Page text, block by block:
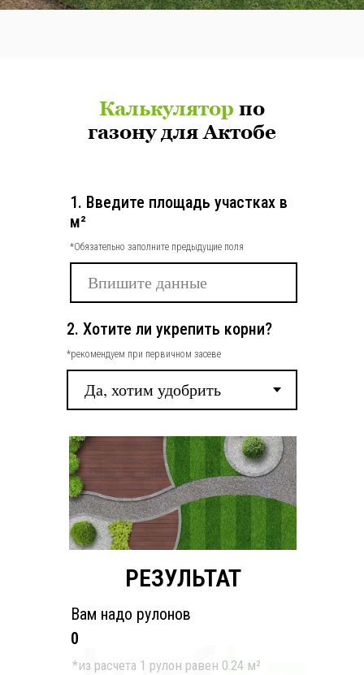
Калькулятор по
газону для Актобе
1. Введите площадь участках в
м²
*Обязательно заполните предыдущие поля
Вам надо рулонов
0
2. Хотите ли укрепить корни?
*рекомендуем при первичном засеве
РЕЗУЛЬТАТ
*из расчета 1 рулон равен 0.24 м²